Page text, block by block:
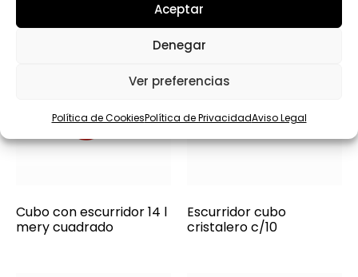
Aceptar
Denegar
Ver preferencias
Política de CookiesPolítica de PrivacidadAviso Legal
Cubo con escurridor 14 l
mery cuadrado
Escurridor cubo
cristalero c/10